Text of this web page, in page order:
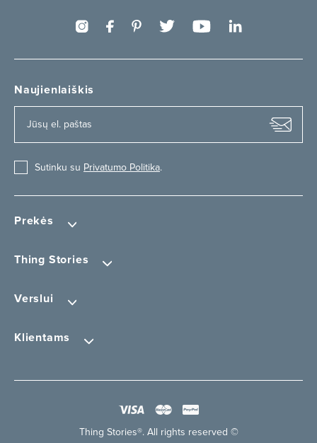
Prekės
Thing Stories
Verslui
Klientams
Naujienlaiškis
Sutinku su Privatumo Politika.
Thing Stories®. All rights reserved ©